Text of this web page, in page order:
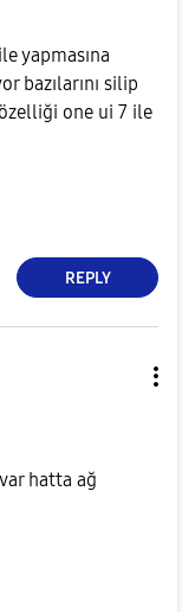
yapmasına
bazılarını silip
one ui 7 ile
REPLY
hatta ağ